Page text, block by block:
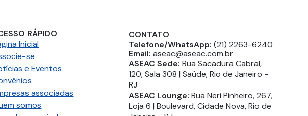
RÁPIDO
Inicial
se
e Eventos
associadas
somos
CONTATO
Telefone/WhatsApp: (21) 2263-6240
Email: aseac@aseac.com.br
ASEAC Sede: Rua Sacadura Cabral,
120, Sala 308 | Saúde, Rio de Janeiro -
RJ
ASEAC Lounge: Rua Neri Pinheiro, 267,
Loja 6 | Boulevard, Cidade Nova, Rio de